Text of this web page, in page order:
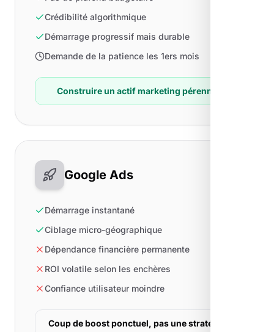
Crédibilité algorithmique
Démarrage progressif mais durable
Demande de la patience les 1ers mois
Construire un actif marketing pérenne
Google Ads
Démarrage instantané
Ciblage micro-géographique
Dépendance financière permanente
ROI volatile selon les enchères
Confiance utilisateur moindre
Coup de boost ponctuel, pas une stratégie